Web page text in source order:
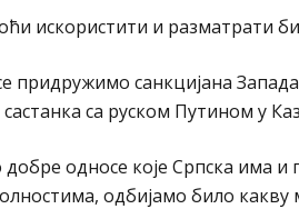
искористити и разматрати
придружимо санкцијана
са руском Путином у
добре односе које Српска има
одбијамо било какву